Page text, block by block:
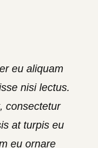
eu aliquam
nisi lectus.
consectetur
at turpis eu
eu ornare